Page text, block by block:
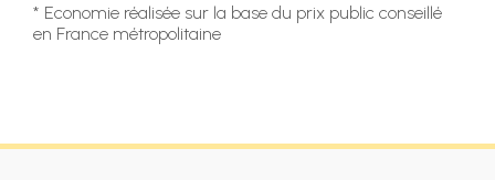
* Economie réalisée sur la base du prix public conseillé
en France métropolitaine